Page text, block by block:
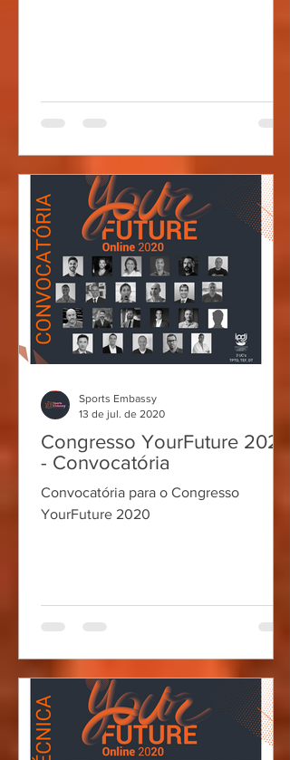
Congresso YourFuture 2020
- Convocatória
Convocatória para o Congresso
YourFuture 2020
Sports Embassy
13 de jul. de 2020